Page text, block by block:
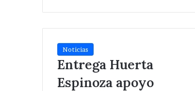
Noticias
Entrega Huerta
Espinoza apoyo